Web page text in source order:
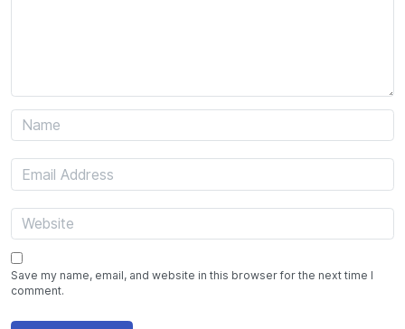
Save my name, email, and website in this browser for the next time I
comment.